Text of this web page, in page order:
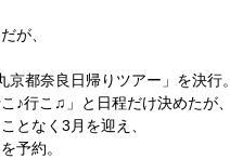
が、
都奈良日帰りツアー」を決行。
♪行こ♫」と日程だけ決めたが、
となく3月を迎え、
予約。